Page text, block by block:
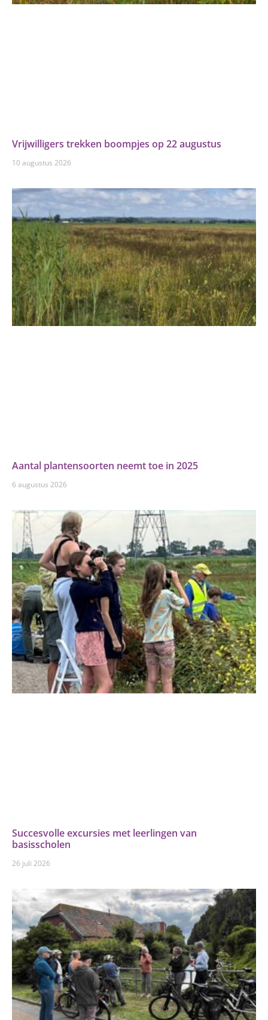
Vrijwilligers trekken boompjes op 22 augustus
10 augustus 2026
Aantal plantensoorten neemt toe in 2025
6 augustus 2026
Succesvolle excursies met leerlingen van
basisscholen
26 juli 2026